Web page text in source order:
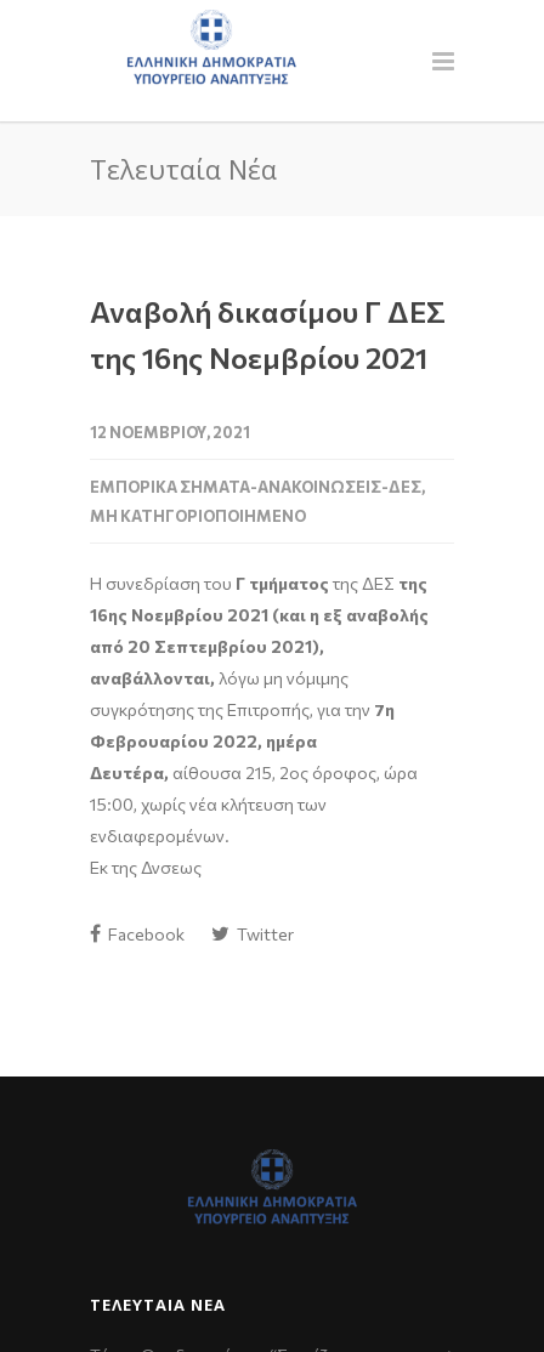
Τελευταία Νέα
Αναβολή δικασίμου Γ ΔΕΣ
της 16ης Νοεμβρίου 2021
12 ΝΟΕΜΒΡΊΟΥ, 2021
ΕΜΠΟΡΙΚΆ ΣΉΜΑΤΑ-ΑΝΑΚΟΙΝΏΣΕΙΣ-ΔΕΣ,
ΜΗ ΚΑΤΗΓΟΡΙΟΠΟΙΗΜΈΝΟ
Η συνεδρίαση του Γ τμήματος της ΔΕΣ της
16ης Νοεμβρίου 2021 (και η εξ αναβολής
από 20 Σεπτεμβρίου 2021),
αναβάλλονται, λόγω μη νόμιμης
συγκρότησης της Επιτροπής, για την 7η
Φεβρουαρίου 2022, ημέρα
Δευτέρα, αίθουσα 215, 2ος όροφος, ώρα
15:00, χωρίς νέα κλήτευση των
ενδιαφερομένων.
Εκ της Δνσεως
Facebook Twitter
ΤΕΛΕΥΤΑΊΑ ΝΈΑ